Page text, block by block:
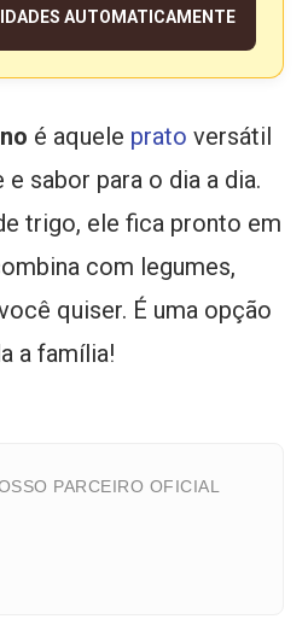
AUTOMATICAMENTE
é aquele prato versátil
sabor para o dia a dia.
trigo, ele fica pronto em
com legumes,
quiser. É uma opção
a família!
PARCEIRO OFICIAL